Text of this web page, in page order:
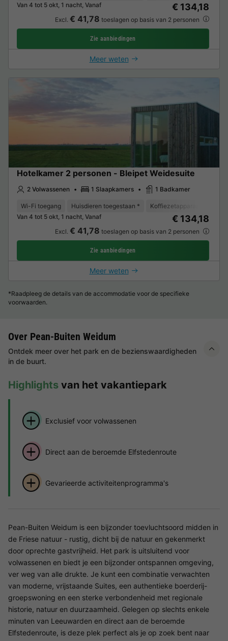
Van 4 tot 5 okt, 1 nacht, Vanaf
€ 134,18
Excl. € 41,78 toeslagen op basis van 2 personen
Zie aanbiedingen
Meer weten
Hotelkamer 2 personen - Bleipet Weidesuite
2 Volwassenen 1 Slaapkamers 1 Badkamer
Wi-Fi toegang Huisdieren toegestaan * Koffiezetapparaat
Van 4 tot 5 okt, 1 nacht, Vanaf
€ 134,18
Excl. € 41,78 toeslagen op basis van 2 personen
Zie aanbiedingen
Meer weten
*Raadpleeg de details van de accommodatie voor de specifieke
voorwaarden.
Over Pean-Buiten Weidum
Ontdek meer over het park en de bezienswaardigheden
in de buurt.
Highlights van het vakantiepark
Exclusief voor volwassenen
Direct aan de beroemde Elfstedenroute
Gevarieerde activiteitenprogramma's
Pean-Buiten Weidum is een bijzonder toevluchtsoord midden in
de Friese natuur - rustig, dicht bij de natuur en gekenmerkt
door oprechte gastvrijheid. Het park is uitsluitend voor
volwassenen en biedt je een bijzonder ontspannen omgeving,
ver weg van alle drukte. Je kunt een combinatie verwachten
van moderne, vrijstaande Suites, een authentieke boerderij-
groepswoning en een sterke verbondenheid met regionale
historie, natuur en duurzaamheid. Gelegen op slechts enkele
minuten van Leeuwarden en direct aan de beroemde
Elfstedenroute, is deze plek perfect als je op zoek bent naar